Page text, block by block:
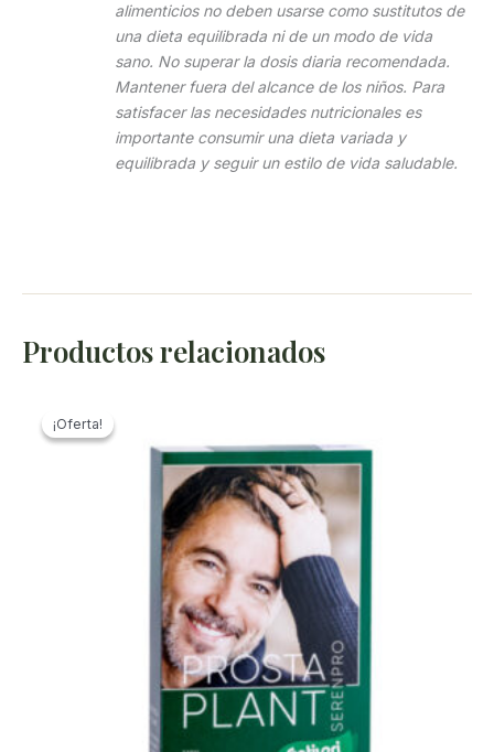
alimenticios no deben usarse como sustitutos de
una dieta equilibrada ni de un modo de vida
sano. No superar la dosis diaria recomendada.
Mantener fuera del alcance de los niños. Para
satisfacer las necesidades nutricionales es
importante consumir una dieta variada y
equilibrada y seguir un estilo de vida saludable.
Productos relacionados
¡Oferta!
¡Oferta!